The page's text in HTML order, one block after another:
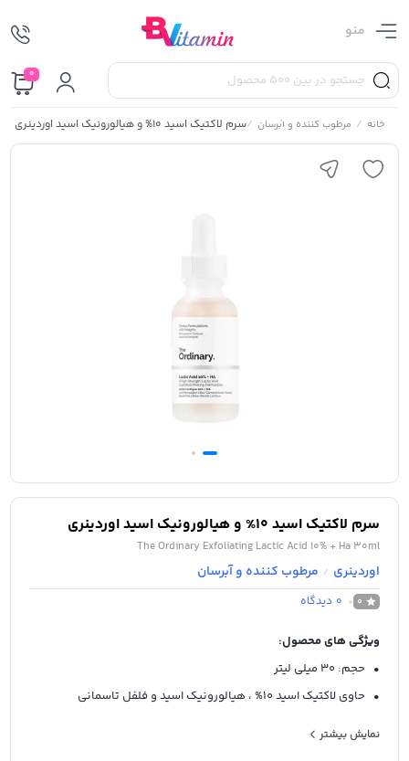
منو
0
خانه / مرطوب کننده و آبرسان /سرم لاکتیک اسید 10% و هیالورونیک اسید اوردینری
سرم لاکتیک اسید 10% و هیالورونیک اسید اوردینری
The Ordinary Exfoliating Lactic Acid 10% + Ha 30ml
اوردینری / مرطوب کننده و آبرسان
0
0 دیدگاه
ویژگی های محصول:
• حجم: 30 میلی لیتر
• حاوی لاکتیک اسید 10% ، هیالورونیک اسید و فلفل تاسمانی
نمایش بیشتر